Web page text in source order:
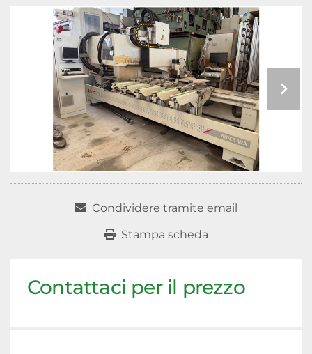
Condividere tramite email
Stampa scheda
Contattaci per il prezzo